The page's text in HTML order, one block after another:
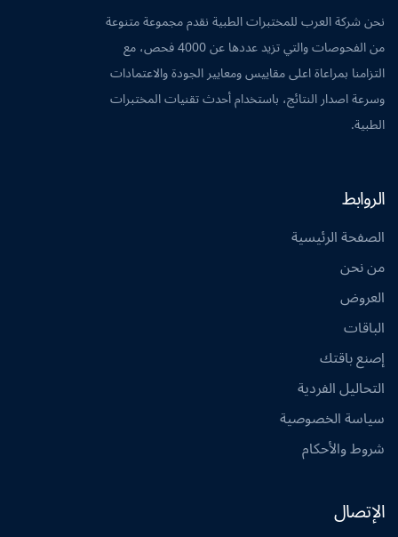
نحن شركة العرب للمختبرات الطبية نقدم مجموعة متنوعة
من الفحوصات والتي تزيد عددها عن 4000 فحص، مع
التزامنا بمراعاة اعلى مقاييس ومعايير الجودة والاعتمادات
وسرعة اصدار النتائج، باستخدام أحدث تقنيات المختبرات
الطبية.
الروابط
الصفحة الرئيسية
من نحن
العروض
الباقات
إصنع باقتك
التحاليل الفردية
سياسة الخصوصية
شروط والأحكام
الإتصال